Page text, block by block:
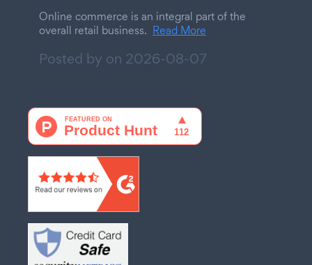
Online commerce is an integral part of the
overall retail business. Read More
Posted by on 2026-08-07